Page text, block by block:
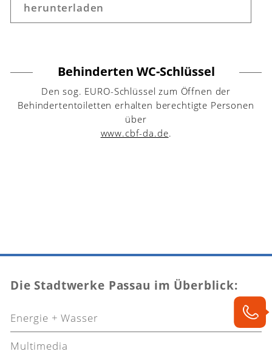
herunterladen
Behinderten WC-Schlüssel
Den sog. EURO-Schlüssel zum Öffnen der
Behindertentoiletten erhalten berechtigte Personen
über
www.cbf-da.de.
Die Stadtwerke Passau im Überblick:
Energie + Wasser
Multimedia